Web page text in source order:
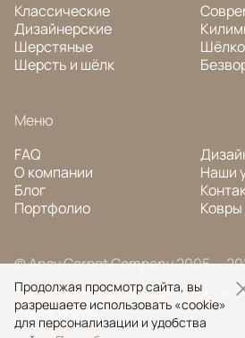
Классические
Дизайнерские
Шерстяные
Шерсть и шёлк
Меню
FAQ
О компании
Блог
Портфолио
Наши
Ковры
© Ansy Carpet Company 2005 —
Политика конфиденциальности
Поиск ковра
Продолжая просмотр сайта, вы
разрешаете использовать «cookie»
для персонализации и удобства